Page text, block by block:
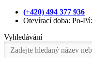
(+420) 494 377 936
Otevírací doba: Po-
Vyhledávání